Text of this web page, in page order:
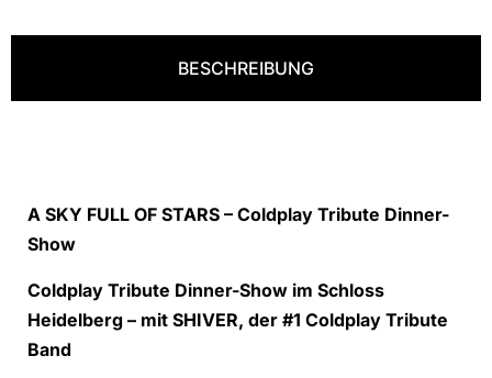
BESCHREIBUNG
A SKY FULL OF STARS – Coldplay Tribute Dinner-
Show
Coldplay Tribute Dinner-Show im Schloss
Heidelberg – mit SHIVER, der #1 Coldplay Tribute
Band